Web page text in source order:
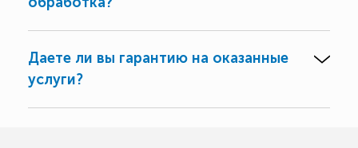
Даете ли вы гарантию на оказанные
услуги?